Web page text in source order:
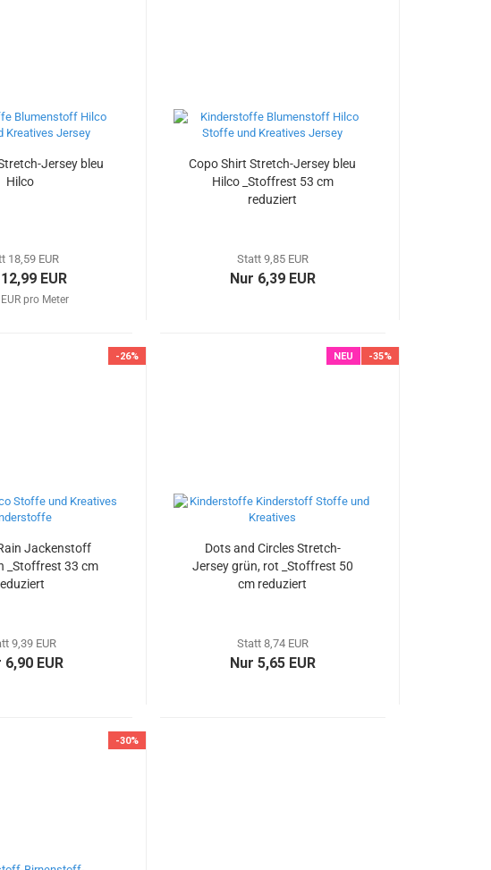
Jersey bleu
Hilco
18,59 EUR
EUR
pro Meter
Copo Shirt Stretch-Jersey bleu
Hilco _Stoffrest 53 cm
reduziert
Statt 9,85 EUR
Nur 6,39 EUR
-26%
Jackenstoff
_Stoffrest 33 cm
9,39 EUR
6,90 EUR
NEU -35%
Dots and Circles Stretch-
Jersey grün, rot _Stoffrest 50
cm reduziert
Statt 8,74 EUR
Nur 5,65 EUR
-30%